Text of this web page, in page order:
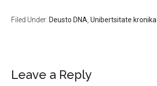
Filed Under: Deusto DNA,Unibertsitate kronika
Leave a Reply